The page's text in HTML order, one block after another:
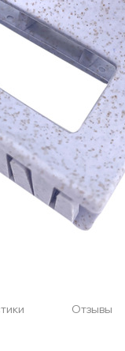
Отзывы